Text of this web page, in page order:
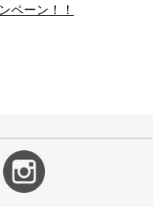
ペーン！！